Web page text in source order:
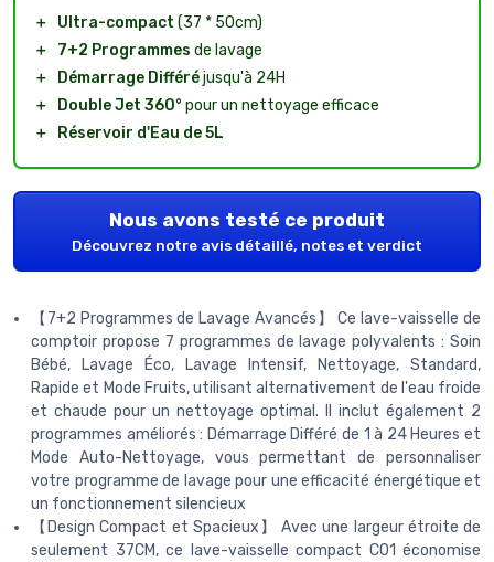
＋ Ultra-compact (37 * 50cm)
＋
7+2 Programmes de lavage
＋
Démarrage Différéjusqu'à 24H
＋
Double Jet 360° pour un nettoyage efficace
＋
Réservoir d'Eau de 5L
Nous avons testé ce produit
Découvrez notre avis détaillé, notes et verdict
【7+2 Programmes de Lavage Avancés】 Ce lave-vaisselle de
comptoir propose 7 programmes de lavage polyvalents : Soin
Bébé, Lavage Éco, Lavage Intensif, Nettoyage, Standard,
Rapide et Mode Fruits, utilisant alternativement de l'eau froide
et chaude pour un nettoyage optimal. Il inclut également 2
programmes améliorés : Démarrage Différé de 1 à 24 Heures et
Mode Auto-Nettoyage, vous permettant de personnaliser
votre programme de lavage pour une efficacité énergétique et
un fonctionnement silencieux
【Design Compact et Spacieux】 Avec une largeur étroite de
seulement 37CM, ce lave-vaisselle compact C01 économise